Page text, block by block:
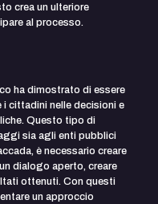
crea un ulteriore
al processo.
ha dimostrato di essere
cittadini nelle decisioni e
Questo tipo di
sia agli enti pubblici
è necessario creare
dialogo aperto, creare
ottenuti. Con questi
un approccio